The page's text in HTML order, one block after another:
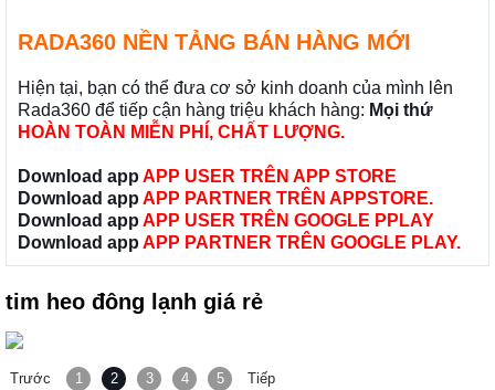
RADA360 NỀN TẢNG BÁN HÀNG MỚI
Hiện tại, bạn có thể đưa cơ sở kinh doanh của mình lên
Rada360 để tiếp cận hàng triệu khách hàng: Mọi thứ
HOÀN TOÀN MIỄN PHÍ, CHẤT LƯỢNG.
Download app APP USER TRÊN APP STORE
Download app APP PARTNER TRÊN APPSTORE.
Download app APP USER TRÊN GOOGLE PPLAY
Download app APP PARTNER TRÊN GOOGLE PLAY.
tim heo đông lạnh giá rẻ
Trước 1 2 3 4 5 Tiếp